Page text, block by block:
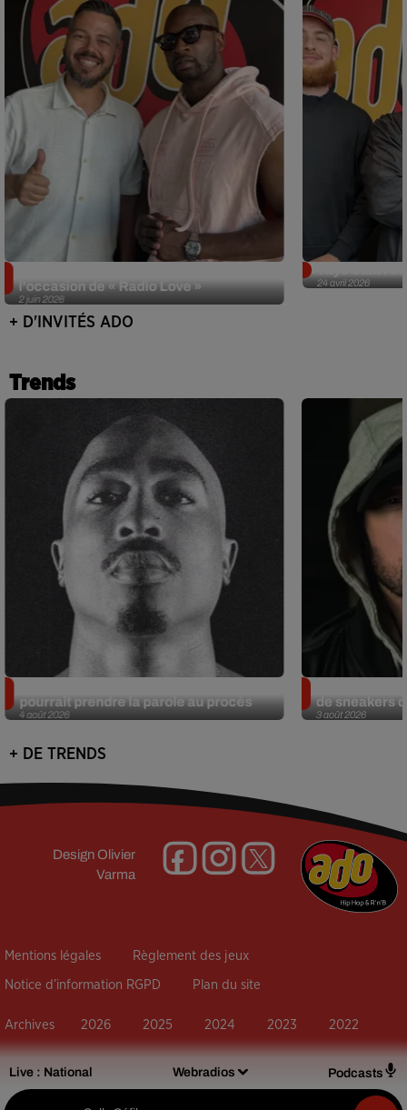
Live : National Webradios Podcasts
2 juin 2026
l'occasion de « Radio Love »
24 avril 2026
+ D'INVITÉS ADO
Trends
4 août 2026
pourrait prendre la parole au procès
3 août 2026
de sneakers
+ DE TRENDS
Design Olivier
Varma
Mentions légales Règlement des jeux
Notice d’information RGPD Plan du site
Archives 2026 2025 2024 2023 2022